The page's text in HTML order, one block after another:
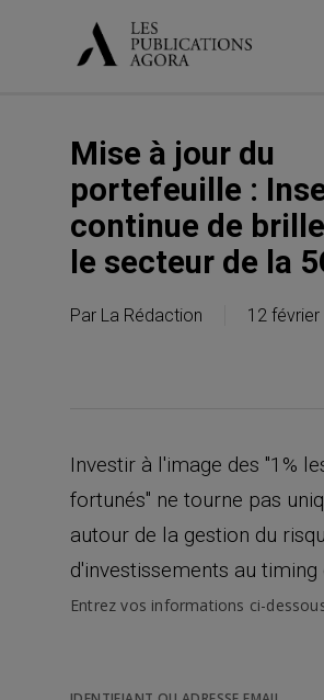
Mise à jour du
portefeuille :
continue de
le secteur de la
Par La Rédaction 12 février
Investir à l'image des "1%
fortunés" ne tourne pas
autour de la gestion du
d'investissements au
Entrez vos informations ci-